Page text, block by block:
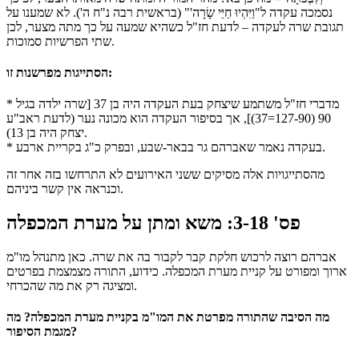
נסמכה עקדה ל"וַיִּהְיוּ חַיֵּי שָׂרָה'" (בראשית רבה נ"ח ה'). לא שמענו על
תגובת שרה לעקדה – לדעת חז"ל כשהיא שמעה על כך מתה מצער, לכן
שתי הפרשיות סמוכות.
הסתייגות מפרשנות זו:
* מדברי חז"ל משתמע שיצחק בעת העקדה היה בן 37 [שרה ילדה בגיל
90 (127-90=37)], אך בסיפור העקדה הוא מכונה נער (לדעת ראב"ע
יצחק היה בן 13).
* בעקדה נאמר שאברהם גר בבאר-שבע, ובפרק כ"ג בקריית ארבע.
מהסתייגויות אלה מסיקים ששני האירועים לא התרחשו בזה אחר זה
וכנראה אין קשר ביניהם.
פס' 3-18: משא ומתן על מערת המכפלה
אברהם רוצה לרכוש חלקת קבר לקבור בה את שרה. כאן מתנהל מו"מ
ארוך ומפורט על קניית מערת המכפלה. כידוע, התורה מצמצמת בפרטים
ומציגה רק את מה שהכרחי.
מה הסיבה שהתורה מפרטת את המו"מ בקניית מערת המכפלה? מה
מגמת הסיפור?